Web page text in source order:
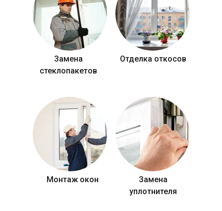
Замена
стеклопакетов
Отделка откосов
Монтаж окон
Замена
уплотнителя